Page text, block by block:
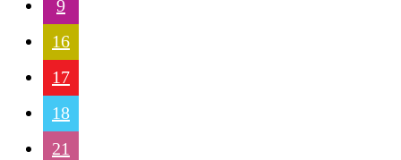
9
16
17
18
21